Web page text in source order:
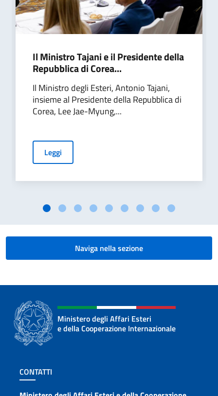
Il Ministro Tajani e il Presidente della
Repubblica di Corea...
Il Ministro degli Esteri, Antonio Tajani,
insieme al Presidente della Repubblica di
Corea, Lee Jae-Myung,...
Leggi
Naviga nella sezione
Ministero degli Affari Esteri
e della Cooperazione Internazionale
Sezione footer
CONTATTI